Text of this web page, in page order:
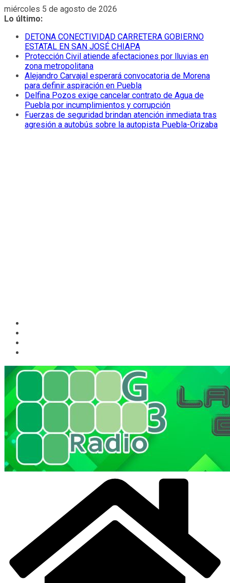
Saltar
al
miércoles 5 de agosto de 2026
Lo último:
DETONA CONECTIVIDAD CARRETERA GOBIERNO
ESTATAL EN SAN JOSÉ CHIAPA
Protección Civil atiende afectaciones por lluvias en
zona metropolitana
Alejandro Carvajal esperará convocatoria de Morena
para definir aspiración en Puebla
Delfina Pozos exige cancelar contrato de Agua de
Puebla por incumplimientos y corrupción
Fuerzas de seguridad brindan atención inmediata tras
agresión a autobús sobre la autopista Puebla-Orizaba